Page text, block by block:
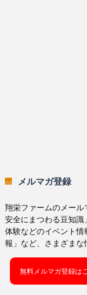
メルマガ登録
翔栄ファームのメー
安全にまつわる豆知
体験などのイベント
報」など、さまざまな
無料メルマガ登録は